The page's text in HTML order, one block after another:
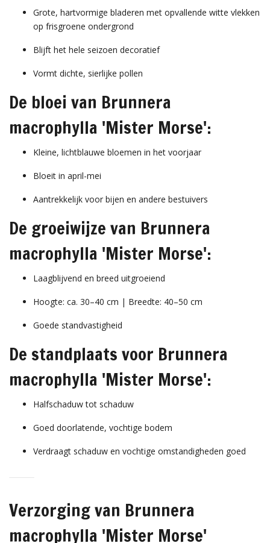
Grote, hartvormige bladeren met opvallende witte vlekken
op frisgroene ondergrond
Blijft het hele seizoen decoratief
Vormt dichte, sierlijke pollen
De bloei van Brunnera
macrophylla 'Mister Morse':
Kleine, lichtblauwe bloemen in het voorjaar
Bloeit in april-mei
Aantrekkelijk voor bijen en andere bestuivers
De groeiwijze van Brunnera
macrophylla 'Mister Morse':
Laagblijvend en breed uitgroeiend
Hoogte: ca. 30–40 cm | Breedte: 40–50 cm
Goede standvastigheid
De standplaats voor Brunnera
macrophylla 'Mister Morse':
Halfschaduw tot schaduw
Goed doorlatende, vochtige bodem
Verdraagt schaduw en vochtige omstandigheden goed
Verzorging van Brunnera
macrophylla 'Mister Morse'